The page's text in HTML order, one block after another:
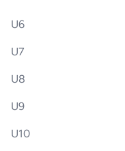
U6
U7
U8
U9
U10